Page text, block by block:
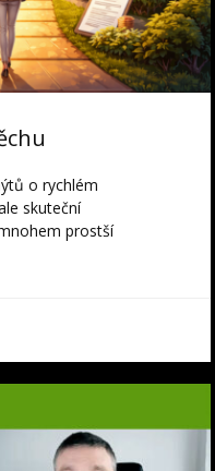
o rychlém
skuteční
prostší